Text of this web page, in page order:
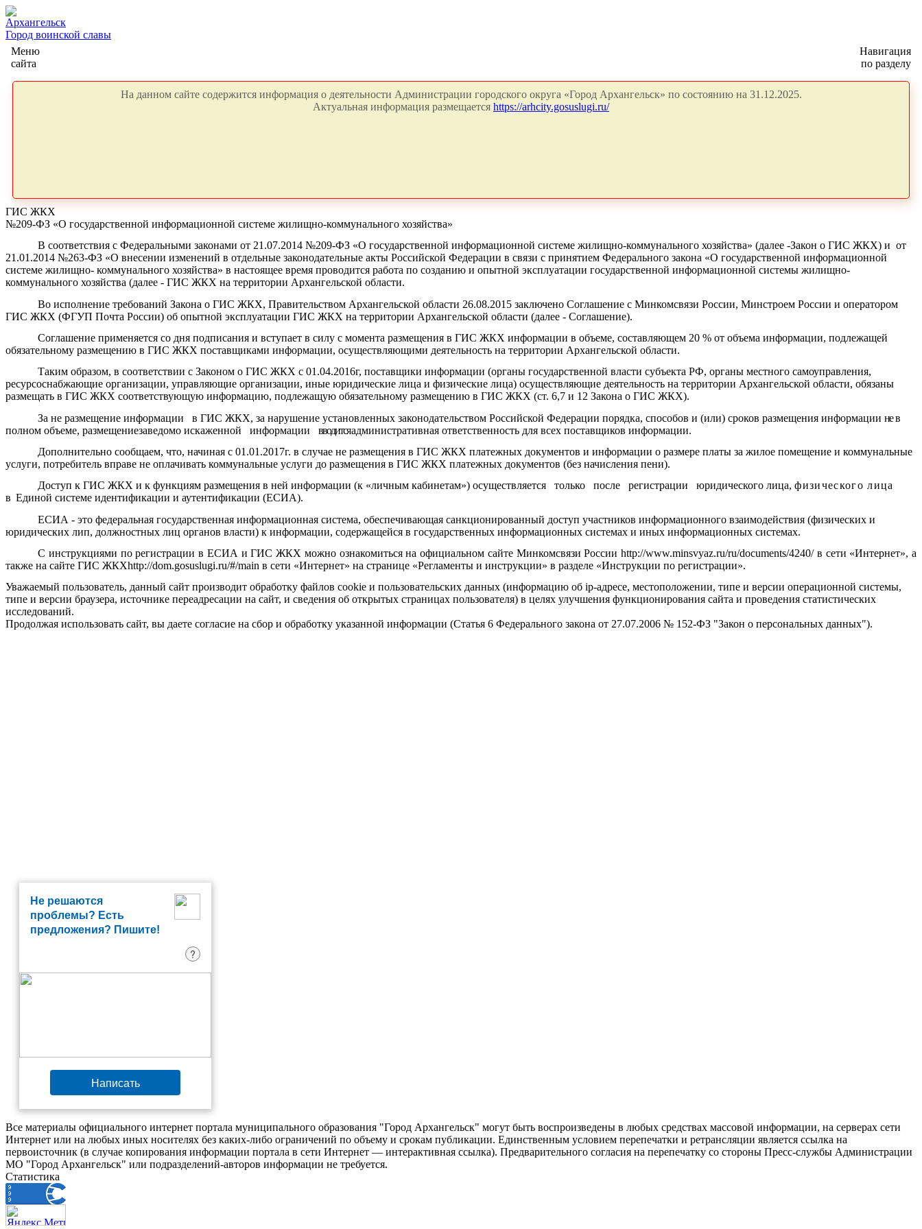
Архангельск
Город воинской славы
Меню
сайта
Навигация
по разделу
На данном сайте содержится информация о деятельности Администрации городского округа «Город Архангельск» по состоянию на 31.12.2025.
Актуальная информация размещается https://arhcity.gosuslugi.ru/
ГИС ЖКХ
№209-ФЗ «О государственной информационной системе жилищно-коммунального хозяйства»
В соответствиясФедеральными законами от 21.07.2014 №209-ФЗ «О государственной информационной системе жилищно-коммунального хозяйства» (далее -Законо ГИС ЖКХ) и от
21.01.2014 №263-ФЗ «О внесении изменений в отдельные законодательные акты Российской Федерации в связи с принятием Федерального закона «О государственной информационной
системе жилищно- коммунального хозяйства» в настоящее время проводится работа по созданию и опытной эксплуатации государственной информационной системы жилищно-
коммунального хозяйства (далее - ГИС ЖКХ на территории Архангельской области.
Во исполнение требований Закона о ГИС ЖКХ, Правительством Архангельской области 26.08.2015 заключено Соглашение с Минкомсвязи России, Минстроем России и оператором
ГИС ЖКХ (ФГУП Почта России) об опытной эксплуатации ГИС ЖКХ на территории Архангельской области (далее - Соглашение).
Соглашение применяется со дня подписания и вступает в силу с момента размещения в ГИС ЖКХ информации в объеме, составляющем 20 % от объема информации, подлежащей
обязательному размещению в ГИС ЖКХ поставщиками информации, осуществляющими деятельность на территории Архангельской области.
Таким образом, всоответствии с Законом о ГИС ЖКХ с 01.04.2016г, поставщики информации (органы государственной власти субъекта РФ, органы местного самоуправления,
ресурсоснабжающие организации, управляющие организации, иные юридические лица и физические лица) осуществляющие деятельность на территории Архангельской области, обязаны
размещать в ГИС ЖКХ соответствующую информацию, подлежащую обязательному размещению в ГИС ЖКХ (ст. 6,7 и 12 Закона о ГИС ЖКХ).
Занеразмещение информациив ГИСЖКХ,занарушениеустановленных законодательством Российской Федерации порядка, способови (или)сроков размещения информациинев
полном объеме, размещениезаведомо искаженной информации вводитсяадминистративная ответственность для всех поставщиков информации.
Дополнительно сообщаем, что, начиная с 01.01.2017г. в случае не размещения в ГИС ЖКХ платежных документов и информации о размере платы за жилое помещение и коммунальные
услуги, потребитель вправе не оплачивать коммунальные услуги до размещения в ГИС ЖКХ платежных документов (без начисления пени).
Доступ к ГИС ЖКХ и к функциям размещения в ней информации (к «личным кабинетам») осуществляется только после регистрации юридического лица,физического лица
в Единой системе идентификации и аутентификации (ЕСИА).
ЕСИА - это федеральная государственная информационная система, обеспечивающая санкционированный доступ участников информационного взаимодействия (физических и
юридических лип, должностных лиц органов власти) к информации, содержащейся в государственных информационных системах и иных информационных системах.
С инструкциями по регистрации в ЕСИА и ГИС ЖКХ можно ознакомиться на официальном сайте Минкомсвязи России http://www.minsvyaz.ru/ru/documents/4240/ в сети «Интернет», а
также на сайте ГИС ЖКХhttp://dom.gosuslugi.ru/#/main в сети «Интернет» на странице «Регламенты и инструкции» в разделе «Инструкции по регистрации».
Уважаемый пользователь, данный сайт производит обработку файлов cookie и пользовательских данных (информацию об ip-адресе, местоположении, типе и версии операционной системы,
типе и версии браузера, источнике переадресации на сайт, и сведения об открытых страницах пользователя) в целях улучшения функционирования сайта и проведения статистических
исследований.
Продолжая использовать сайт, вы даете согласие на сбор и обработку указанной информации (Статья 6 Федерального закона от 27.07.2006 № 152-ФЗ "Закон о персональных данных").
Не решаются
проблемы? Есть
предложения? Пишите!
?
Написать
Все материалы официального интернет портала муниципального образования "Город Архангельск" могут быть воспроизведены в любых средствах массовой информации, на серверах сети
Интернет или на любых иных носителях без каких-либо ограничений по объему и срокам публикации. Единственным условием перепечатки и ретрансляции является ссылка на
первоисточник (в случае копирования информации портала в сети Интернет — интерактивная ссылка). Предварительного согласия на перепечатку со стороны Пресс-службы Администрации
МО "Город Архангельск" или подразделений-авторов информации не требуется.
Статистика